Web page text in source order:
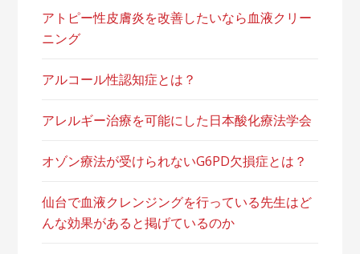
アトピー性皮膚炎を改善したいなら血液クリー
ニング
アルコール性認知症とは？
アレルギー治療を可能にした日本酸化療法学会
オゾン療法が受けられないG6PD欠損症とは？
仙台で血液クレンジングを行っている先生はど
んな効果があると掲げているのか